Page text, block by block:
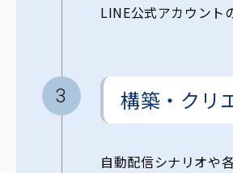
LINE公式アカウント
構築・クリ
自動配信シナリオや